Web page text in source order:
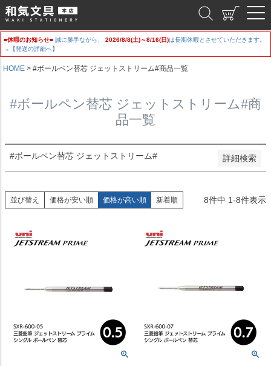
■休暇のお知らせ■ 誠に勝手ながら、 2026/8/8(土)～8/16(日)は長期休暇とさせていただきます。
→【発送の詳細へ】
HOME #ボールペン替芯 ジェットストリーム#商品一覧
#ボールペン替芯 ジェットストリーム#商
品一覧
#ボールペン替芯 ジェットストリーム# 詳細検索
並び順
新着順
登録順
価格が安い順
価格が高い順
優先度順
キーワードヒット順
検索
並び替え 価格が安い順 価格が高い順 新着順 8件中 1-8件表示